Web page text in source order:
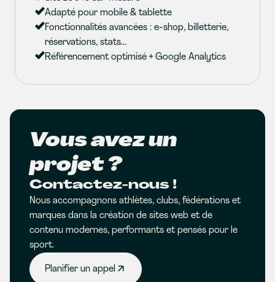
Adapté pour mobile & tablette
Fonctionnalités avancées : e-shop, billetterie,
réservations, stats...
Référencement optimisé + Google Analytics
Vous avez un
projet ?
Contactez-nous !
Nous accompagnons athlètes, clubs, fédérations et
marques dans la création de sites web et de
contenu modernes, performants et pensés pour le
sport.
Planifier un appel